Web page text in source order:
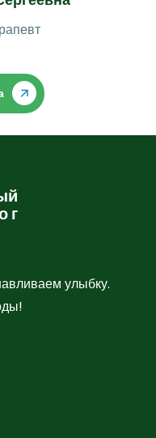
улыбку.